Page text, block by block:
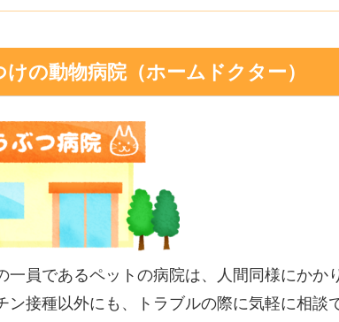
の動物病院（ホームドクター）
一員であるペットの病院は、人間同様にかか
ン接種以外にも、トラブルの際に気軽に相談